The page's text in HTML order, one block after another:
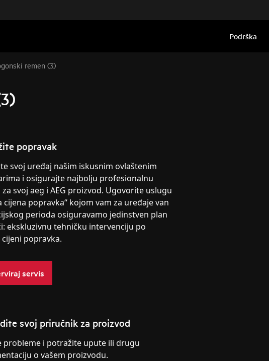
Podrška
remen (3)
popravak
svoj uređaj našim iskusnim ovlaštenim
i osigurajte najbolju profesionalnu
svoj aeg i AEG proizvod. Ugovorite uslugu
cijena popravka“ kojom vam za uređaje van
perioda osiguravamo jedinstven plan
ekskluzivnu tehničku intervenciju po
popravka.
servis
svoj priručnik za proizvod
probleme i potražite upute ili drugu
o vašem proizvodu.